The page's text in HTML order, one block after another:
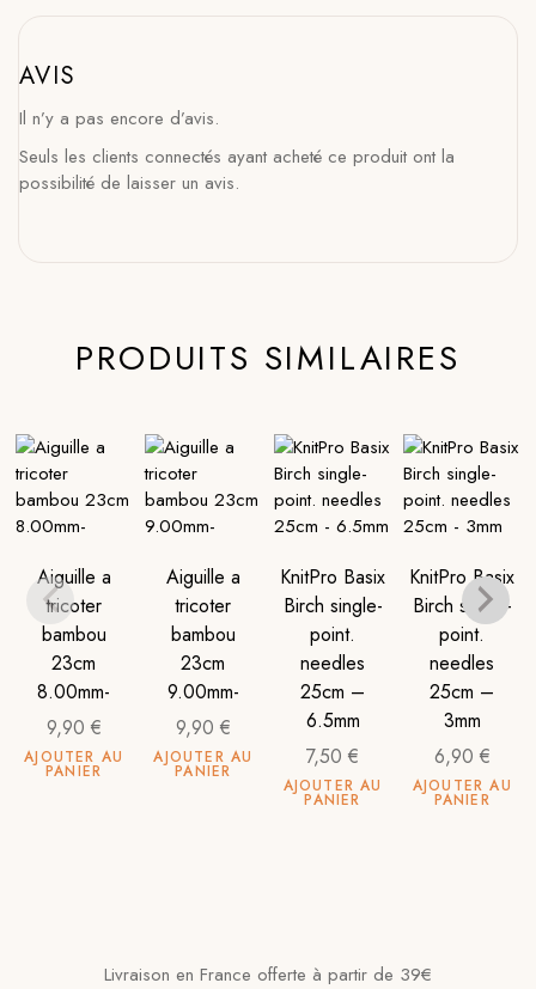
AVIS
Il n’y a pas encore d’avis.
Seuls les clients connectés ayant acheté ce produit ont la
possibilité de laisser un avis.
PRODUITS SIMILAIRES
Aiguille a
tricoter
bambou
23cm
8.00mm-
9,90 €
AJOUTER AU
PANIER
Aiguille a
tricoter
bambou
23cm
9.00mm-
9,90 €
AJOUTER AU
PANIER
KnitPro Basix
Birch single-
point.
needles
25cm –
6.5mm
7,50€
AJOUTER AU
PANIER
KnitPro Basix
Birch single-
point.
needles
25cm –
3mm
6,90 €
AJOUTER AU
PANIER
Livraison en France offerte à partir de 39€